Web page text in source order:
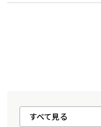
すべて見る